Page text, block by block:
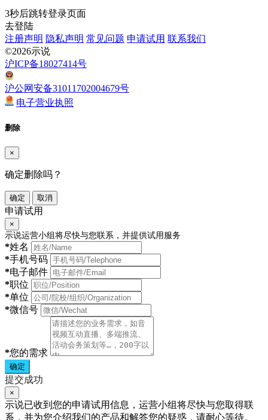
3秒后跳转登录页面
去登陆
注册声明 隐私声明 常见问题 申请试用 联系我们
©2026示说
沪ICP备18027414号
沪公网安备31011702004679号
电子营业执照
删除
×
确定删除吗？
确定 取消
申请试用
×
示说运营小组将尽快与您联系，并提供试用服务
*姓名
*手机号码
*电子邮件
*职位
*单位
*微信号
*您的需求
确定
提交成功
×
示说已收到您的申请试用信息，运营小组将尽快与您取得联
系，并为您介绍我们的产品和解答您的疑惑，请耐心等待。